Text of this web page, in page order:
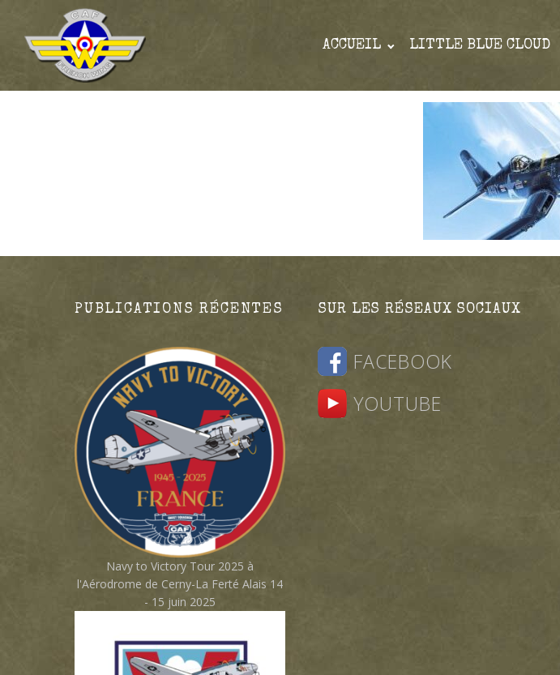
ACCUEIL LITTLE BLUE CLOUD
PUBLICATIONS RÉCENTES
Navy to Victory Tour 2025 à
l'Aérodrome de Cerny-La Ferté Alais 14
- 15 juin 2025
SUR LES RÉSEAUX SOCIAUX
FACEBOOK
YOUTUBE